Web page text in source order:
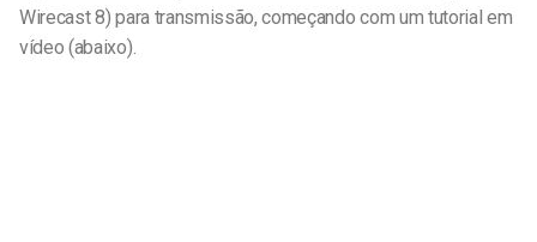
Wirecast 8) para transmissão, começando com um tutorial em
vídeo (abaixo).